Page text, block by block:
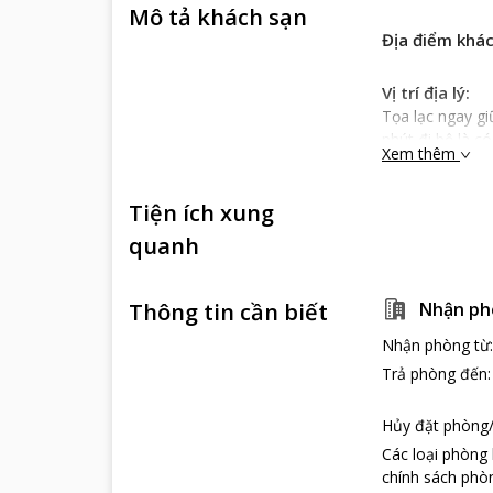
Mô tả khách sạn
Địa điểm
Vị trí địa lý:
Tọa lạc ngay
phút đi bộ là
với nhiều cửa
Cái tênLong
mạnh mẽ
trẻ trung
khách sạn
Long Life
đầy đủ các
làm chủ đạo
Xem thêm
Tiện ích xung
quanh
Thông tin cần biết Nhận
Nhận phòng từ:
Trả phòng đến:
Hủy đặt
Các loại
chính sách